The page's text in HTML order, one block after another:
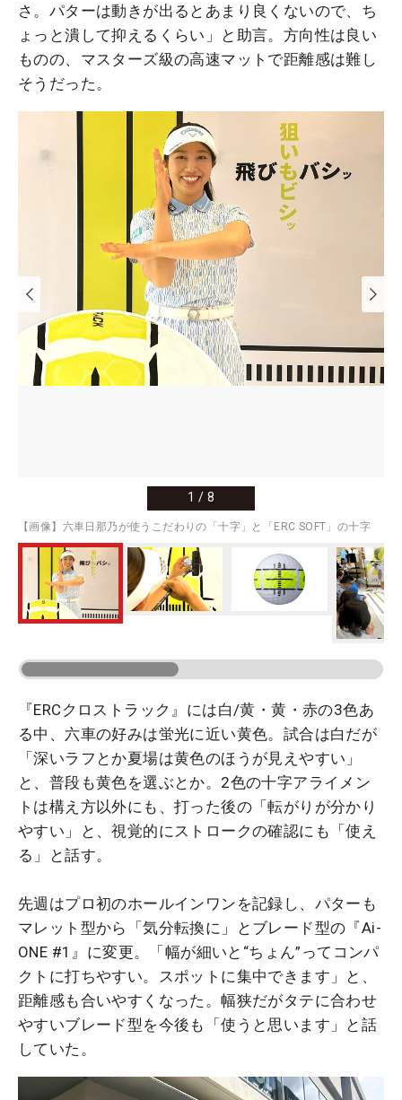
さ。パターは動きが出るとあまり良くないので、ち
ょっと潰して抑えるくらい」と助言。方向性は良い
ものの、マスターズ級の高速マットで距離感は難し
そうだった。
1 / 8
【画像】六車日那乃が使うこだわりの「十字」と「ERC SOFT」の十字
『ERCクロストラック』には白/黄・黄・赤の3色あ
る中、六車の好みは蛍光に近い黄色。試合は白だが
「深いラフとか夏場は黄色のほうが見えやすい」
と、普段も黄色を選ぶとか。2色の十字アライメン
トは構え方以外にも、打った後の「転がりが分かり
やすい」と、視覚的にストロークの確認にも「使え
る」と話す。
先週はプロ初のホールインワンを記録し、パターも
マレット型から「気分転換に」とブレード型の『Ai-
ONE #1』に変更。「幅が細いと“ちょん”ってコンパ
クトに打ちやすい。スポットに集中できます」と、
距離感も合いやすくなった。幅狭だがタテに合わせ
やすいブレード型を今後も「使うと思います」と話
していた。